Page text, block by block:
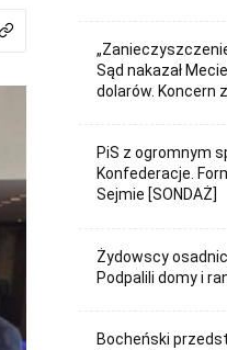
Sąd nakazał
dolarów. Koncern
PiS z ogromnym
Konfederacje.
Sejmie [SONDAŻ]
Żydowscy
Podpalili domy i
Bocheński